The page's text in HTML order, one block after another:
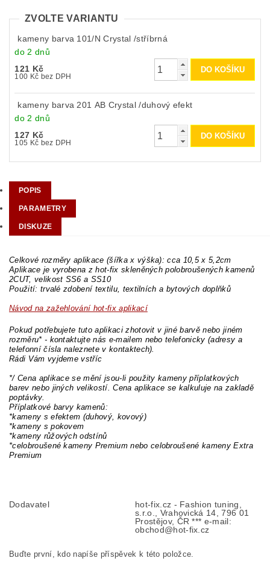
ZVOLTE VARIANTU
kameny barva 101/N Crystal /stříbrná
do 2 dnů
121 Kč
100 Kč bez DPH
kameny barva 201 AB Crystal /duhový efekt
do 2 dnů
127 Kč
105 Kč bez DPH
POPIS
PARAMETRY
DISKUZE
Celkové rozměry aplikace (šířka x výška): cca 10,5 x 5,2cm
Aplikace je vyrobena z hot-fix skleněných polobroušených kamenů
2CUT, velikost SS6 a SS10
Použití: trvalé zdobení textilu, textilních a bytových doplňků
Návod na zažehlování hot-fix aplikací
Pokud potřebujete tuto aplikaci zhotovit v jiné barvě nebo jiném
rozměru* - kontaktujte nás e-mailem nebo telefonicky (adresy a
telefonní čísla naleznete v kontaktech).
Rádi Vám vyjdeme vstříc
*/ Cena aplikace se mění jsou-li použity kameny příplatkových
barev nebo jiných velikostí. Cena aplikace se kalkuluje na zakladě
poptávky.
Příplatkové barvy kamenů:
*kameny s efektem (duhový, kovový)
*kameny s pokovem
*kameny růžových odstínů
*celobroušené kameny Premium nebo celobroušené kameny Extra
Premium
Dodavatel
hot-fix.cz - Fashion tuning,
s.r.o., Vrahovická 14, 796 01
Prostějov, ČR *** e-mail:
obchod@hot-fix.cz
Buďte první, kdo napíše příspěvek k této položce.